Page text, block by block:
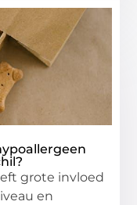
grote invloed
en